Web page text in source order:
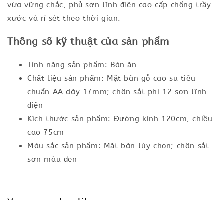
vừa vững chắc, phủ sơn tĩnh điện cao cấp chống trầy
xước và rỉ sét theo thời gian.
Thông số kỹ thuật của sản phẩm
Tính năng sản phẩm: Bàn ăn
Chất liệu sản phẩm: Mặt bàn gỗ cao su tiêu
chuẩn AA dày 17mm; chân sắt phi 12 sơn tĩnh
điện
Kích thước sản phẩm: Đường kính 120cm, chiều
cao 75cm
Màu sắc sản phẩm: Mặt bàn tùy chọn; chân sắt
sơn màu đen